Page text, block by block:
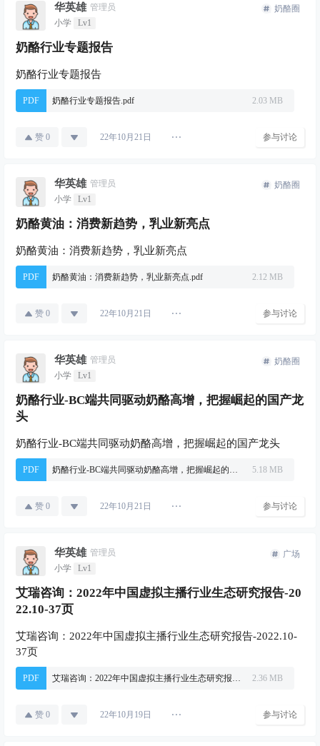
华英雄 管理员
小学
Lv1
奶酪圈
奶酪行业专题报告
奶酪行业专题报告
PDF 奶酪行业专题报告.pdf 2.03 MB
赞 0 22年10月21日 参与讨论
华英雄 管理员
小学
Lv1
奶酪圈
奶酪黄油：消费新趋势，乳业新亮点
奶酪黄油：消费新趋势，乳业新亮点
PDF 奶酪黄油：消费新趋势，乳业新亮点.pdf 2.12 MB
赞 0 22年10月21日 参与讨论
华英雄 管理员
小学
Lv1
奶酪圈
奶酪行业-BC端共同驱动奶酪高增，把握崛起的国产龙
头
奶酪行业-BC端共同驱动奶酪高增，把握崛起的国产龙头
PDF 奶酪行业-BC端共同驱动奶酪高增，把握崛起的国产龙头.pdf 5.18 MB
赞 0 22年10月21日 参与讨论
华英雄 管理员
小学
Lv1
广场
艾瑞咨询：2022年中国虚拟主播行业生态研究报告-20
22.10-37页
艾瑞咨询：2022年中国虚拟主播行业生态研究报告-2022.10-
37页
PDF 艾瑞咨询：2022年中国虚拟主播行业生态研究报告-2022.10-37页.pdf 2.36 MB
赞 0 22年10月19日 参与讨论